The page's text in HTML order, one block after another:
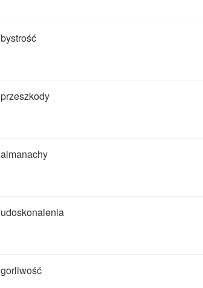
bystrość
przeszkody
almanachy
udoskonalenia
gorliwość